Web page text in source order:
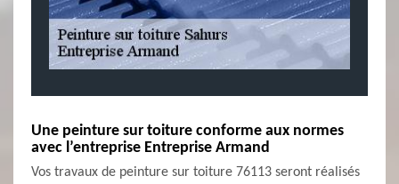
Une peinture sur toiture conforme aux normes
avec l’entreprise Entreprise Armand
Vos travaux de peinture sur toiture 76113 seront réalisés